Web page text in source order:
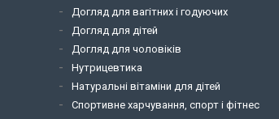
Догляд для вагітних і годуючих
Догляд для дітей
Догляд для чоловіків
Нутрицевтика
Натуральні вітаміни для дітей
Спортивне харчування, спорт і фітнес